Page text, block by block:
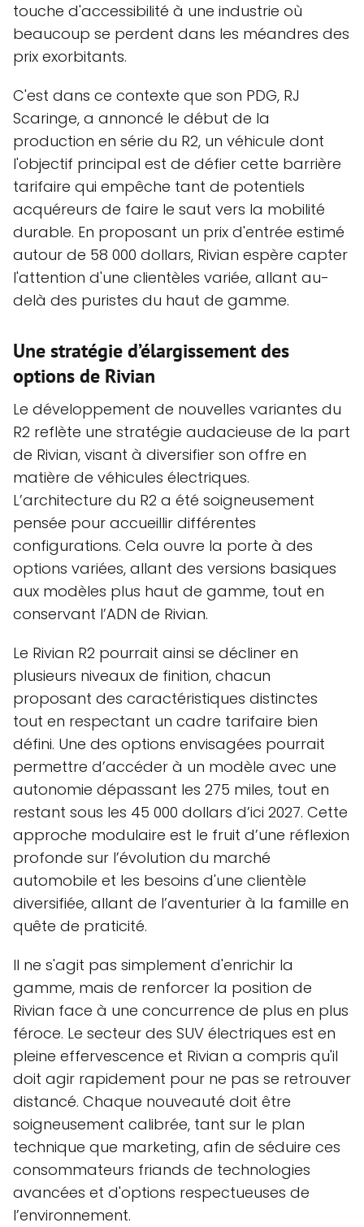
touche d'accessibilité à une industrie où
beaucoup se perdent dans les méandres des
prix exorbitants.
C'est dans ce contexte que son PDG, RJ
Scaringe, a annoncé le début de la
production en série du R2, un véhicule dont
l'objectif principal est de défier cette barrière
tarifaire qui empêche tant de potentiels
acquéreurs de faire le saut vers la mobilité
durable. En proposant un prix d'entrée estimé
autour de 58 000 dollars, Rivian espère capter
l'attention d'une clientèles variée, allant au-
delà des puristes du haut de gamme.
Une stratégie d’élargissement des
options de Rivian
Le développement de nouvelles variantes du
R2 reflète une stratégie audacieuse de la part
de Rivian, visant à diversifier son offre en
matière de véhicules électriques.
L’architecture du R2 a été soigneusement
pensée pour accueillir différentes
configurations. Cela ouvre la porte à des
options variées, allant des versions basiques
aux modèles plus haut de gamme, tout en
conservant l’ADN de Rivian.
Le Rivian R2 pourrait ainsi se décliner en
plusieurs niveaux de finition, chacun
proposant des caractéristiques distinctes
tout en respectant un cadre tarifaire bien
défini. Une des options envisagées pourrait
permettre d’accéder à un modèle avec une
autonomie dépassant les 275 miles, tout en
restant sous les 45 000 dollars d’ici 2027. Cette
approche modulaire est le fruit d’une réflexion
profonde sur l’évolution du marché
automobile et les besoins d'une clientèle
diversifiée, allant de l’aventurier à la famille en
quête de praticité.
Il ne s'agit pas simplement d'enrichir la
gamme, mais de renforcer la position de
Rivian face à une concurrence de plus en plus
féroce. Le secteur des SUV électriques est en
pleine effervescence et Rivian a compris qu'il
doit agir rapidement pour ne pas se retrouver
distancé. Chaque nouveauté doit être
soigneusement calibrée, tant sur le plan
technique que marketing, afin de séduire ces
consommateurs friands de technologies
avancées et d'options respectueuses de
l’environnement.